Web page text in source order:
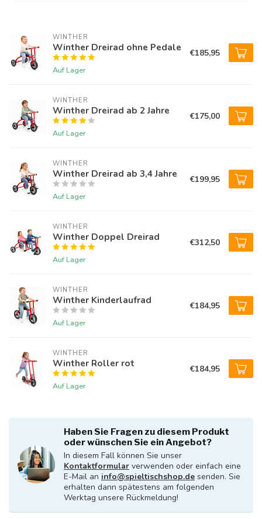
WINTHER
Winther Dreirad ohne Pedale
Auf Lager
€185,95
WINTHER
Winther Dreirad ab 2 Jahre
Auf Lager
€175,00
WINTHER
Winther Dreirad ab 3,4 Jahre
Auf Lager
€199,95
WINTHER
Winther Doppel Dreirad
Auf Lager
€312,50
WINTHER
Winther Kinderlaufrad
Auf Lager
€184,95
WINTHER
Winther Roller rot
Auf Lager
€184,95
Haben Sie Fragen zu diesem Produkt
oder wünschen Sie ein Angebot?
In diesem Fall können Sie unser
Kontaktformular verwenden oder einfach eine
E-Mail an info@spieltischshop.de senden. Sie
erhalten dann spätestens am folgenden
Werktag unsere Rückmeldung!